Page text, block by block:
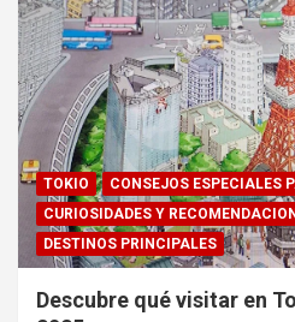
TOKIO
CONSEJOS ESPECIALES
CURIOSIDADES Y
DESTINOS PRINCIPALES
Descubre qué visitar en